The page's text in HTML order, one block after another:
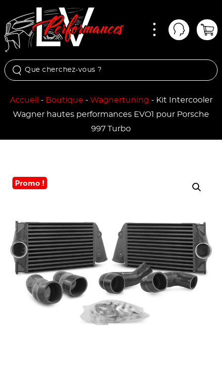
Mon
Accueil - Boutique - Wagnertuning - Kit Intercooler
Wagner hautes performances EVO1 pour Porsche
997 Turbo
Promo !